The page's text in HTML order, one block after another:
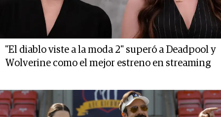
"El diablo viste a la moda 2" superó a Deadpool y
Wolverine como el mejor estreno en streaming